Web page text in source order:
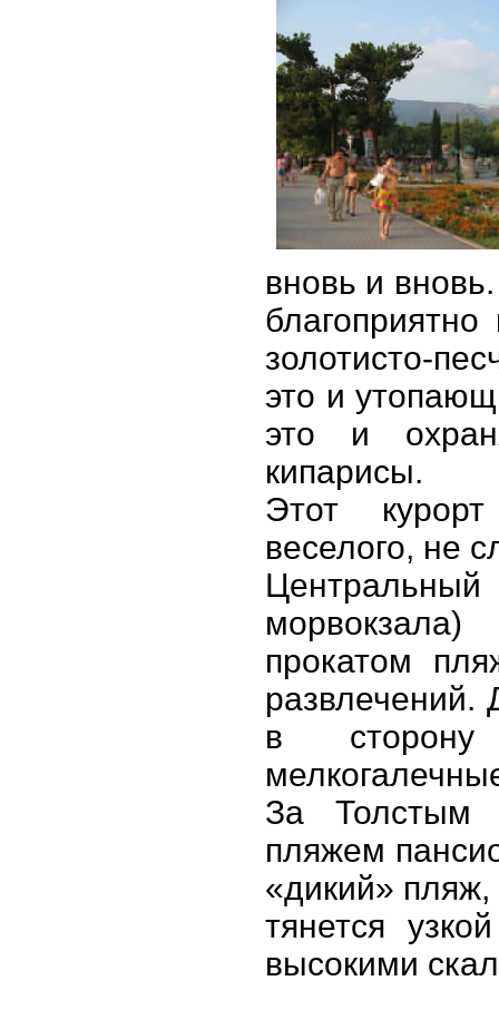
вновь и
золотисто-
это и
это и
кипарисы.
Этот
веселого, не
прокатом
развлечений.
в сторону
За Толстым
пляжем
«дикий» пляж,
тянется
высокими